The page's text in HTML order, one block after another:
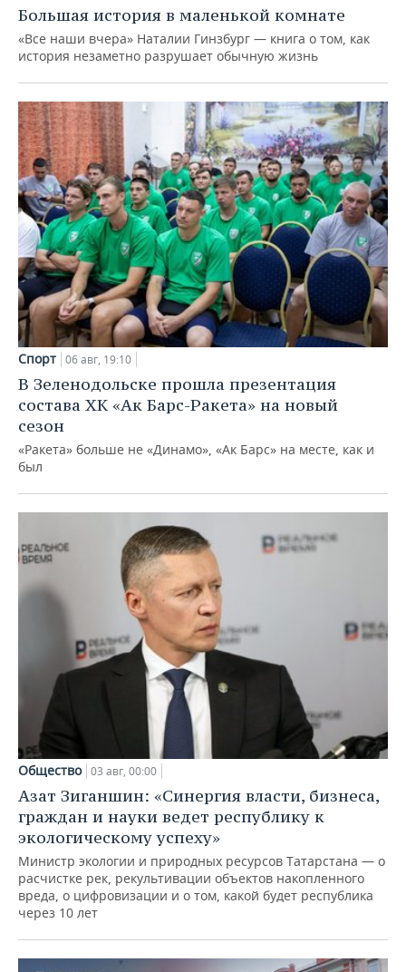
Большая история в маленькой комнате
«Все наши вчера» Наталии Гинзбург — книга о том, как
история незаметно разрушает обычную жизнь
Спорт 06 авг, 19:10
В Зеленодольске прошла презентация
состава ХК «Ак Барс-Ракета» на новый
сезон
«Ракета» больше не «Динамо», «Ак Барс» на месте, как и
был
Общество 03 авг, 00:00
Азат Зиганшин: «Синергия власти, бизнеса,
граждан и науки ведет республику к
экологическому успеху»
Министр экологии и природных ресурсов Татарстана — о
расчистке рек, рекультивации объектов накопленного
вреда, о цифровизации и о том, какой будет республика
через 10 лет